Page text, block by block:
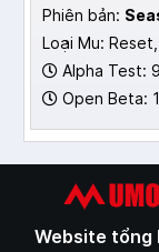
Phiên bản:
Loại Mu:
Alpha Test:
Open Beta:
Website tổng